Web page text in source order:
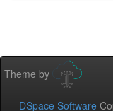
Theme by
DSpace Software